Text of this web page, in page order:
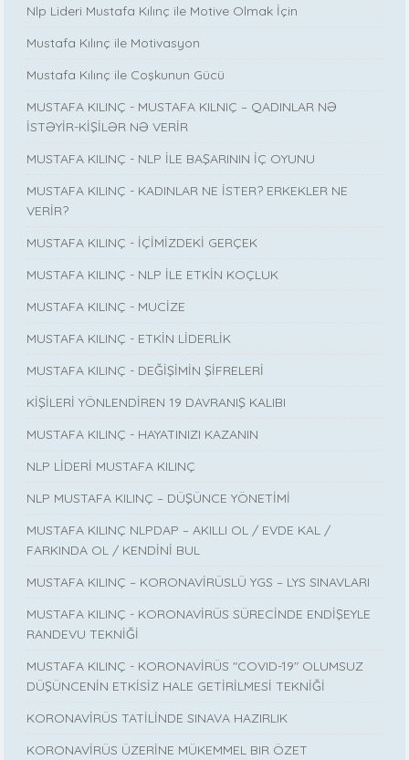
Nlp Lideri Mustafa Kılınç ile Motive Olmak İçin
Mustafa Kılınç ile Motivasyon
Mustafa Kılınç ile Coşkunun Gücü
MUSTAFA KILINÇ - MUSTAFA KILNIÇ – QADINLAR NƏ
İSTƏYİR-KİŞİLƏR NƏ VERİR
MUSTAFA KILINÇ - NLP İLE BAŞARININ İÇ OYUNU
MUSTAFA KILINÇ - KADINLAR NE İSTER? ERKEKLER NE
VERİR?
MUSTAFA KILINÇ - İÇİMİZDEKİ GERÇEK
MUSTAFA KILINÇ - NLP İLE ETKİN KOÇLUK
MUSTAFA KILINÇ - MUCİZE
MUSTAFA KILINÇ - ETKİN LİDERLİK
MUSTAFA KILINÇ - DEĞİŞİMİN ŞİFRELERİ
KİŞİLERİ YÖNLENDİREN 19 DAVRANIŞ KALIBI
MUSTAFA KILINÇ - HAYATINIZI KAZANIN
NLP LİDERİ MUSTAFA KILINÇ
NLP MUSTAFA KILINÇ – DÜŞÜNCE YÖNETİMİ
MUSTAFA KILINÇ NLPDAP – AKILLI OL / EVDE KAL /
FARKINDA OL / KENDİNİ BUL
MUSTAFA KILINÇ – KORONAVİRÜSLÜ YGS – LYS SINAVLARI
MUSTAFA KILINÇ - KORONAVİRÜS SÜRECİNDE ENDİŞEYLE
RANDEVU TEKNİĞİ
MUSTAFA KILINÇ - KORONAVİRÜS "COVID-19" OLUMSUZ
DÜŞÜNCENİN ETKİSİZ HALE GETİRİLMESİ TEKNİĞİ
KORONAVİRÜS TATİLİNDE SINAVA HAZIRLIK
KORONAVİRÜS ÜZERİNE MÜKEMMEL BIR ÖZET